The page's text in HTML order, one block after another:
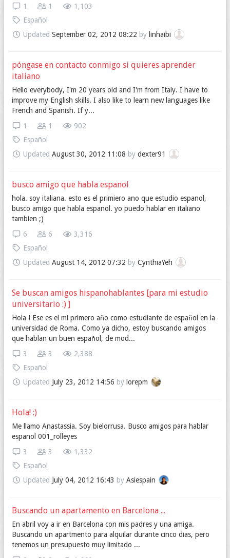
1,103
1
1
Español
Updated September 02, 2012 08:22 by linhaibi
póngase en contacto conmigo si quieres aprender
italiano
Hello everybody, I'm 20 years old and I'm from Italy. I have to
improve my English skills. I also like to learn new languages ​​like
French and Spanish. If y...
902
1
1
Español
Updated August 30, 2012 11:08 by dexter91
busco amigo que habla espanol
hola. soy italiana. esto es el primiero ano que estudio espanol,
busco amigo que habla espanol. yo puedo hablar en italiano
tambien ;)
3,316
6
6
Español
Updated August 14, 2012 07:32 by CynthiaYeh
Se buscan amigos hispanohablantes [para mi estudio
universitario :) ]
Hola ! Ese es el mi primero aňo como estudiante de espaňol en la
universidad de Roma. Como ya dicho, estoy buscando amigos
que hablan un buen espaňol, de mod...
2,388
3
3
Español
Updated July 23, 2012 14:56 by lorepm
Hola! :)
Me llamo Anastassia. Soy bielorrusa. Busco amigos para hablar
espanol 001_rolleyes
1,332
3
3
Español
Updated July 04, 2012 16:43 by Asiespain
Buscando un apartamento en Barcelona ...
En abril voy a ir en Barcelona con mis padres y una amiga.
Buscando un apartmento para alquilar durante cinco dias, pero
tenemos un presupuesto muy limitado ...